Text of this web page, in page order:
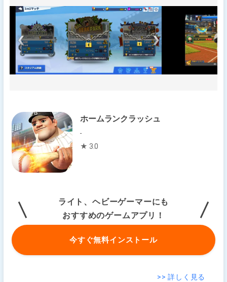
ホームランクラッシュ
-
★ 3.0
ライト、ヘビーゲーマーにも
おすすめのゲームアプリ！
今すぐ無料インストール
>> 詳しく見る